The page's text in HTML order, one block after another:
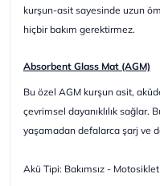
kurşun-asit sayesinde uzun
hiçbir bakım gerektirmez.
Absorbent Glass Mat (AGM)
Bu özel AGM kurşun asit,
çevrimsel dayanıklılık sağlar.
yaşamadan defalarca şarj ve
Akü Tipi: Bakımsız - Motosiklet